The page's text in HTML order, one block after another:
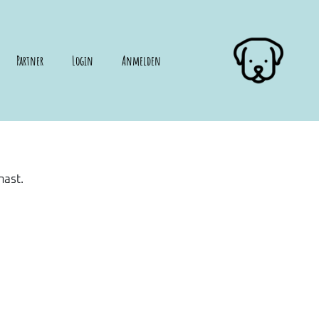
Partner Login Anmelden